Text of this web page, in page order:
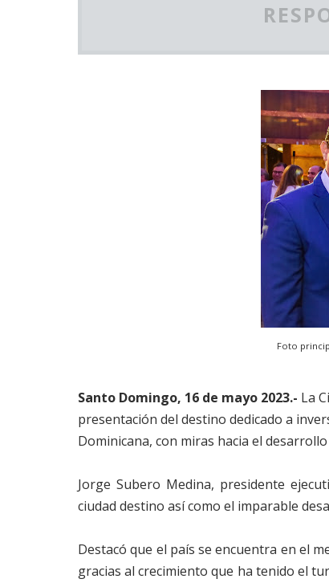
Foto
Santo Domingo, 16 de mayo 2023.- La
presentación del destino dedicado a
Dominicana, con miras hacia el
Jorge Subero Medina, presidente
ciudad destino así como el imparable
Destacó que el país se encuentra en el
gracias al crecimiento que ha tenido el